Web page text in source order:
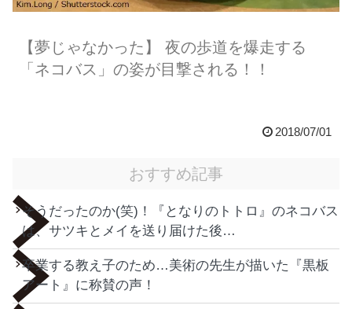
【夢じゃなかった】 夜の歩道を爆走する
「ネコバス」の姿が目撃される！！
2018/07/01
おすすめ記事
そうだったのか(笑)！『となりのトトロ』のネコバス
は、サツキとメイを送り届けた後…
卒業する教え子のため…美術の先生が描いた『黒板
アート』に称賛の声！